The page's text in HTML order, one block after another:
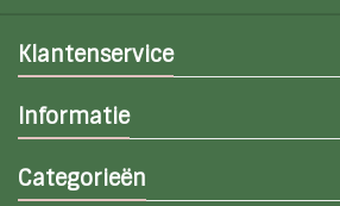
Klantenservice
Informatie
Categorieën